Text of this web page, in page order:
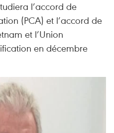
l’accord de
(PCA) et l’accord de
et l’Union
en décembre